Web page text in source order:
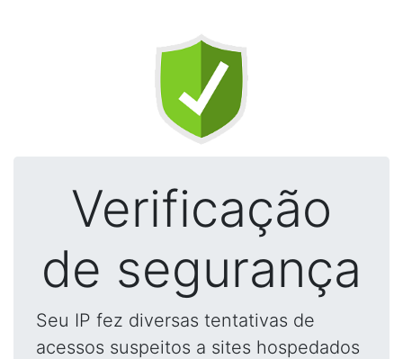
Verificação
de segurança
Seu IP fez diversas tentativas de
acessos suspeitos a sites hospedados